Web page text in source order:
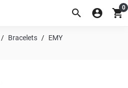
search account_circle shopping_cart0
Bracelets
EMY